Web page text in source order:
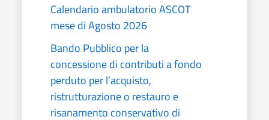
Calendario ambulatorio ASCOT
mese di Agosto 2026
Bando Pubblico per la
concessione di contributi a fondo
perduto per l’acquisto,
ristrutturazione o restauro e
risanamento conservativo di